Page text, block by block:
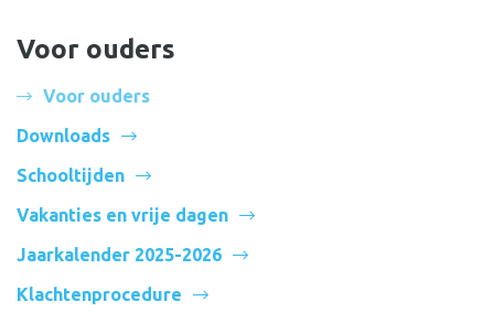
Voor ouders
Voor ouders
Downloads
Schooltijden
Vakanties en vrije dagen
Jaarkalender 2025-2026
Klachtenprocedure